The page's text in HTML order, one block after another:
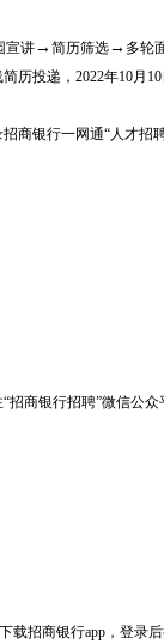
宣讲→ 简历筛选→ 多轮
历投递， 2022年10月
招商银行一网通“人才招
“招商银行招聘”微信公众
下载招商银行app， 登录后